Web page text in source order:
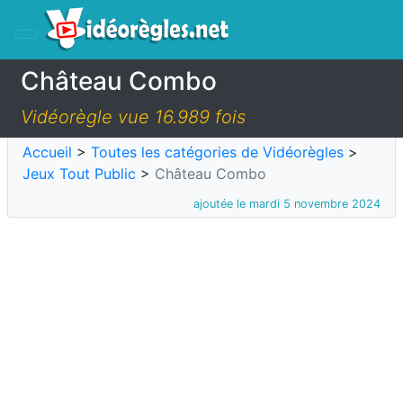
Château Combo
Vidéorègle vue 16.989 fois
Accueil > Toutes les catégories de Vidéorègles >
Jeux Tout Public > Château Combo
ajoutée le mardi 5 novembre 2024